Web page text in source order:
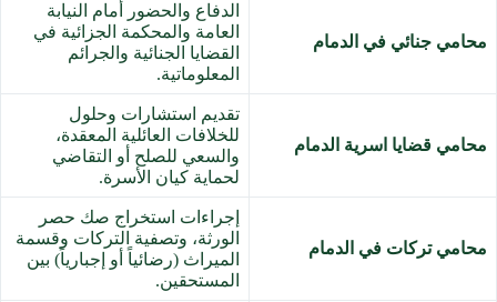
محامي جنائي في الدمام
الدفاع والحضور أمام النيابة
العامة والمحكمة الجزائية في
القضايا الجنائية والجرائم
المعلوماتية.
محامي قضايا اسرية الدمام
تقديم استشارات وحلول
للخلافات العائلية المعقدة،
والسعي للصلح أو التقاضي
لحماية كيان الأسرة.
محامي تركات في الدمام
إجراءات استخراج صك حصر
الورثة، وتصفية التركات وقسمة
الميراث (رضائياً أو إجبارياً) بين
المستحقين.